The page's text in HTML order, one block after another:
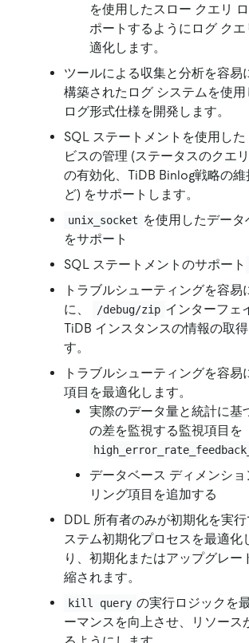
を使用したスロー クエリ
ポートするようにログ ク
適化します。
ツールによる収集と分析を容易
構築されたログ システムを使
ログ形式仕様を開発します。
SQL ステートメントを使用し
ビスの管理 (ステータスのクエ
の有効化、TiDB Binlog戦略の
ど) をサポートします。
unix_socket を使用したデー
をサポート
SQL ステートメントのサポート
トラブルシューティングを容易
に、
/debug/zip インターフェ
TiDB インスタンスの情報の取
す。
トラブルシューティングを容
項目を最適化します。
実際のデータ量と統計に基
の差を監視する監視項目を
データベース ディメンシ
リング項目を追加する
DDL 所有者のみが初期化を実
ステム初期化プロセスを最適化
り、初期化またはアップグレー
縮されます。
kill query の実行ロジックを
ーマンスを向上させ、リソース